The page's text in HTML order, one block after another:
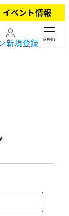
ベント情報
新規登録 MENU